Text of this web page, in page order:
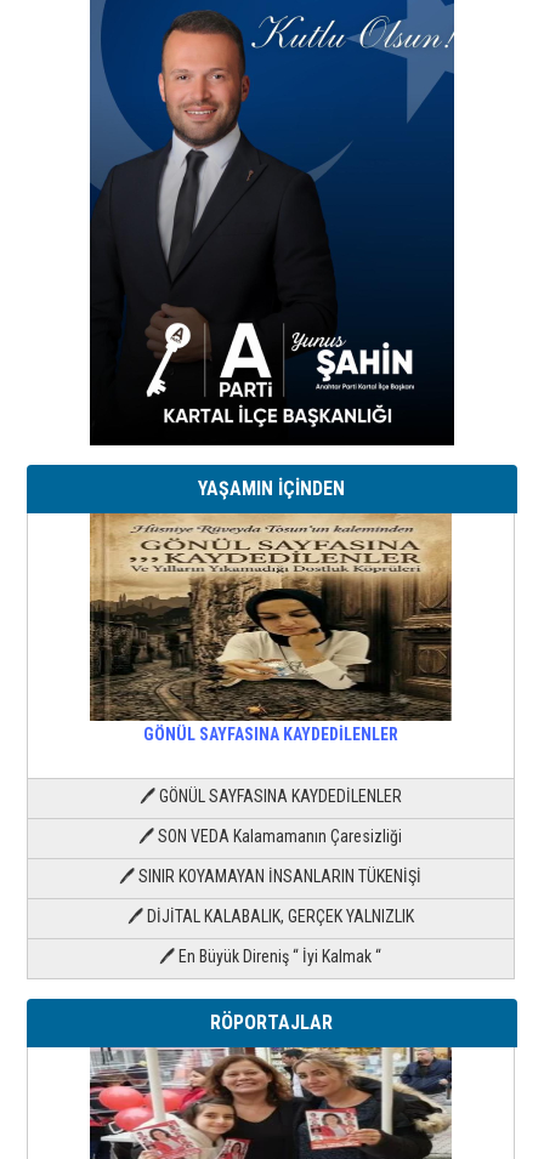
YAŞAMIN İÇİNDEN
GÖNÜL SAYFASINA KAYDEDİLENLER
🖊 GÖNÜL SAYFASINA KAYDEDİLENLER
🖊 SON VEDA Kalamamanın Çaresizliği
🖊 SINIR KOYAMAYAN İNSANLARIN TÜKENİŞİ
🖊 DİJİTAL KALABALIK, GERÇEK YALNIZLIK
🖊 En Büyük Direniş “ İyi Kalmak “
RÖPORTAJLAR